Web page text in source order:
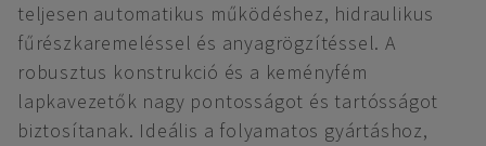
teljesen automatikus működéshez, hidraulikus
fűrészkaremeléssel és anyagrögzítéssel. A
robusztus konstrukció és a keményfém
lapkavezetők nagy pontosságot és tartósságot
biztosítanak. Ideális a folyamatos gyártáshoz,